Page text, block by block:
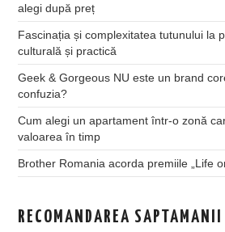
alegi după preț
Fascinația și complexitatea tutunului la
culturală și practică
Geek & Gorgeous NU este un brand
confuzia?
Cum alegi un apartament într-o zonă
valoarea în timp
Brother Romania acorda premiile „Life
RECOMANDAREA SAPTAMANII